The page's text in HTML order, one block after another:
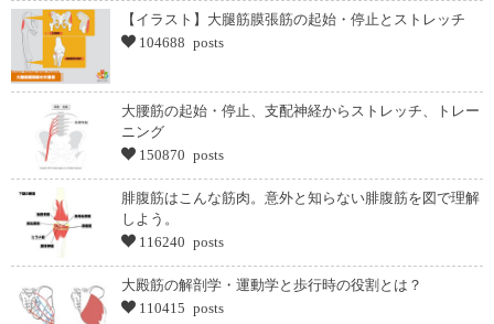
【イラスト】大腿筋膜張筋の起始・停止とストレッチ
104688 posts
大腰筋の起始・停止、支配神経からストレッチ、トレー
ニング
150870 posts
腓腹筋はこんな筋肉。意外と知らない腓腹筋を図で理解
しよう。
116240 posts
大殿筋の解剖学・運動学と歩行時の役割とは？
110415 posts